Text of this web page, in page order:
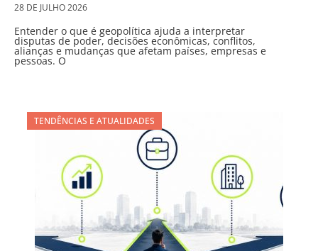
28 DE JULHO 2026
Entender o que é geopolítica ajuda a interpretar
disputas de poder, decisões econômicas, conflitos,
alianças e mudanças que afetam países, empresas e
pessoas. O
TENDÊNCIAS E ATUALIDADES